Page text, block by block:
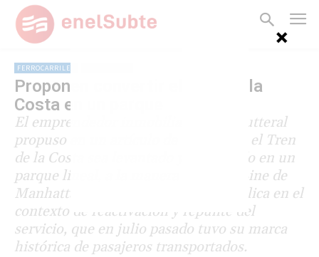
FERROCARRILES
Proponen convertir el Tren de la
Costa en un parque
El emprendedor inmobiliario Tino Lutteral
propuso en un artículo de Clarín que el Tren
de la Costa sea levantado y convertido en un
parque lineal, a la manera del High Line de
Manhattan. La iniciativa se hace pública en el
contexto de reactivación y repunte del
servicio, que en julio pasado tuvo su marca
histórica de pasajeros transportados.